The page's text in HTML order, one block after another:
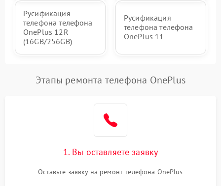
Русификация
телефона телефона
OnePlus 12R
(16GB/256GB)
Русификация
телефона телефона
OnePlus 11
Этапы ремонта телефона OnePlus
1. Вы оставляете заявку
Оставьте заявку на ремонт телефона OnePlus